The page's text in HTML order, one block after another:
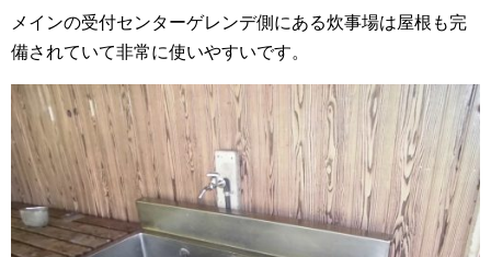
メインの受付センターゲレンデ側にある炊事場は屋根も完
備されていて非常に使いやすいです。